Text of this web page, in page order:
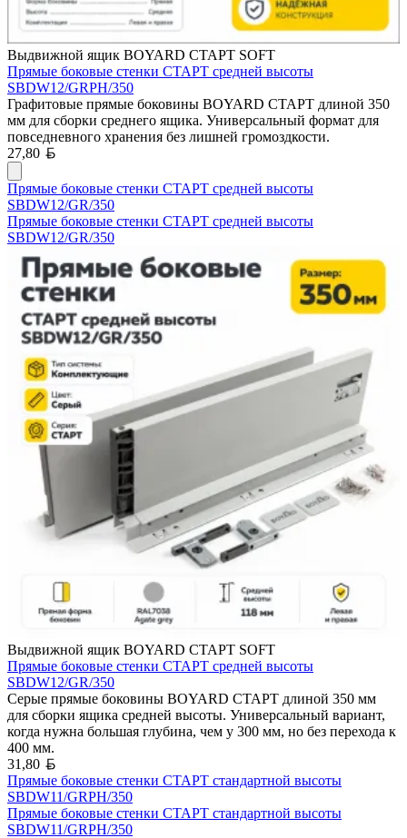
Выдвижной ящик BOYARD СТАРТ SOFT
Прямые боковые стенки СТАРТ средней высоты
SBDW12/GRPH/350
Графитовые прямые боковины BOYARD СТАРТ длиной 350
мм для сборки среднего ящика. Универсальный формат для
повседневного хранения без лишней громоздкости.
27,80
Прямые боковые стенки СТАРТ средней высоты
SBDW12/GR/350
Прямые боковые стенки СТАРТ средней высоты
SBDW12/GR/350
Выдвижной ящик BOYARD СТАРТ SOFT
Прямые боковые стенки СТАРТ средней высоты
SBDW12/GR/350
Серые прямые боковины BOYARD СТАРТ длиной 350 мм
для сборки ящика средней высоты. Универсальный вариант,
когда нужна большая глубина, чем у 300 мм, но без перехода к
400 мм.
31,80
Прямые боковые стенки СТАРТ стандартной высоты
SBDW11/GRPH/350
Прямые боковые стенки СТАРТ стандартной высоты
SBDW11/GRPH/350